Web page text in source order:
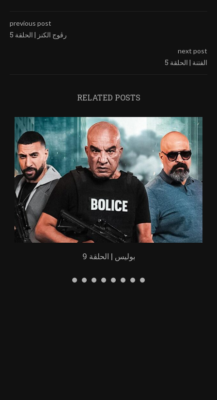
previous post
رڨوج الكنز | الحلقة 5
next post
الفتنة | الحلقة 5
RELATED POSTS
بوليس | الحلقة 9